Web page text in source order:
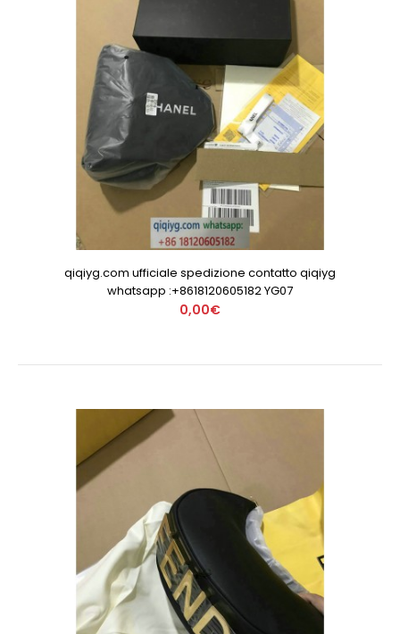
qiqiyg.com ufficiale spedizione contatto qiqiyg
whatsapp :+8618120605182 YG07
0,00€